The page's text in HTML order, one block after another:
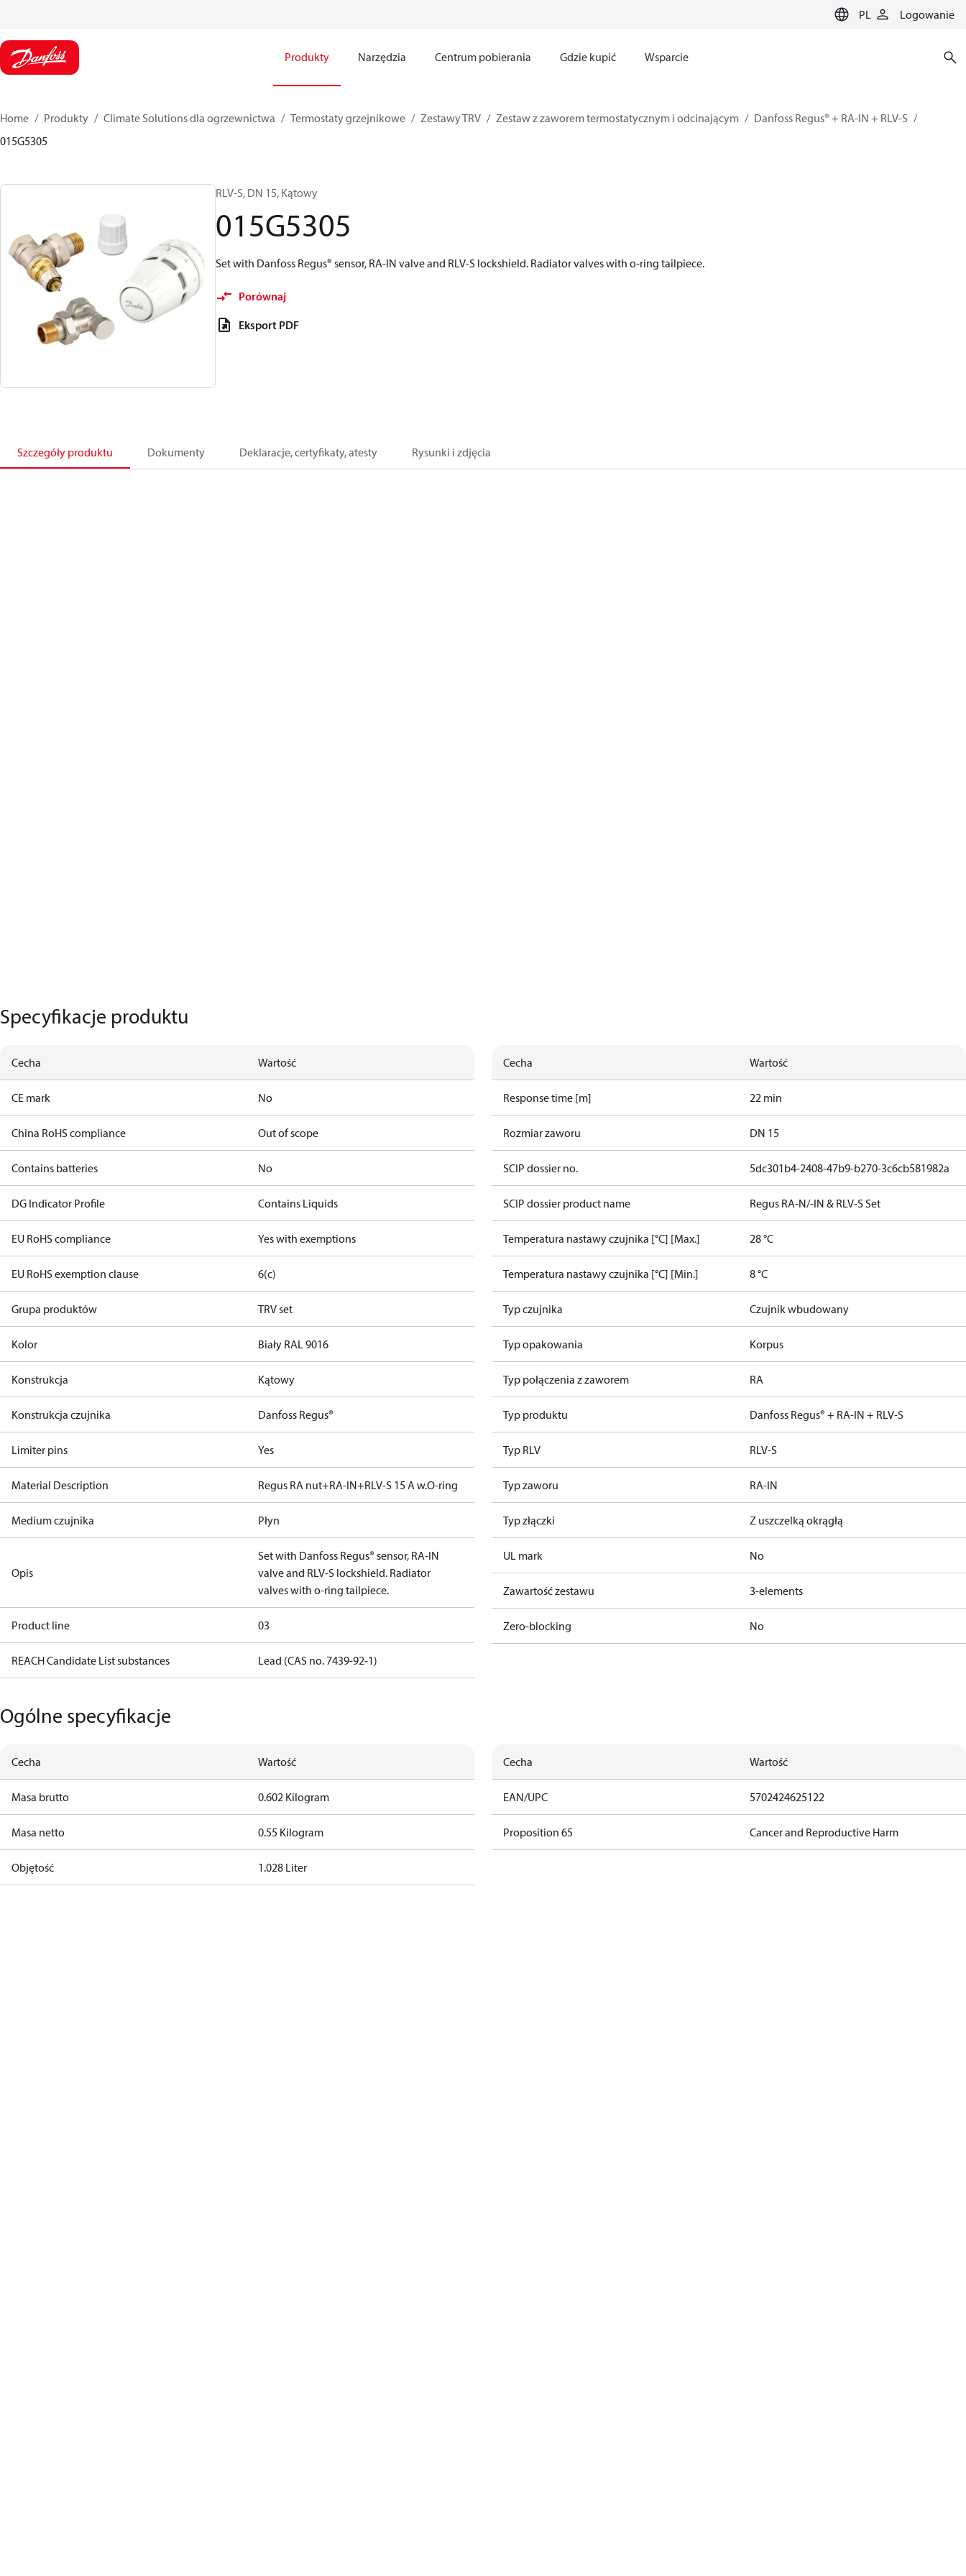
PL Logowanie
Produkty Narzędzia Centrum pobierania Gdzie kupić Wsparcie
Home Produkty Climate Solutions dla ogrzewnictwa Termostaty grzejnikowe Zestawy TRV Zestaw z zaworem termostatycznym i odcinającym
Danfoss Regus® + RA-IN + RLV-S
015G5305
RLV-S, DN 15, Kątowy
015G5305
Set with Danfoss Regus® sensor, RA-IN valve and RLV-S lockshield. Radiator valves with o-ring tailpiece.
Porównaj
Eksport PDF
Szczegóły produktu Dokumenty Deklaracje, certyfikaty, atesty Rysunki i zdjęcia
Specyfikacje produktu
Cecha Wartość
CE mark No
China RoHS compliance Out of scope
Contains batteries No
DG Indicator Profile Contains Liquids
EU RoHS compliance Yes with exemptions
EU RoHS exemption clause 6(c)
Grupa produktów TRV set
Kolor Biały RAL 9016
Konstrukcja Kątowy
Konstrukcja czujnika Danfoss Regus®
Limiter pins Yes
Material Description Regus RA nut+RA-IN+RLV-S 15 A w.O-ring
Medium czujnika Płyn
Opis
Set with Danfoss Regus® sensor, RA-IN
valve and RLV-S lockshield. Radiator
valves with o-ring tailpiece.
Product line 03
REACH Candidate List substances Lead (CAS no. 7439-92-1)
Cecha Wartość
Response time [m] 22 min
Rozmiar zaworu DN 15
SCIP dossier no. 5dc301b4-2408-47b9-b270-3c6cb581982a
SCIP dossier product name Regus RA-N/-IN & RLV-S Set
Temperatura nastawy czujnika [°C] [Max.] 28 °C
Temperatura nastawy czujnika [°C] [Min.] 8 °C
Typ czujnika Czujnik wbudowany
Typ opakowania Korpus
Typ połączenia z zaworem RA
Typ produktu Danfoss Regus® + RA-IN + RLV-S
Typ RLV RLV-S
Typ zaworu RA-IN
Typ złączki Z uszczelką okrągłą
UL mark No
Zawartość zestawu 3-elements
Zero-blocking No
Ogólne specyfikacje
Cecha Wartość
Masa brutto 0.602 Kilogram
Masa netto 0.55 Kilogram
Objętość 1.028 Liter
Cecha Wartość
EAN/UPC 5702424625122
Proposition 65 Cancer and Reproductive Harm